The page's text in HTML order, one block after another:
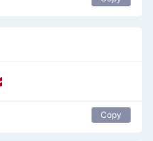
Copy